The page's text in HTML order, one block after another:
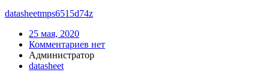
datasheetmps6515d74z
25 мая, 2020
Комментариев нет
Администратор
datasheet